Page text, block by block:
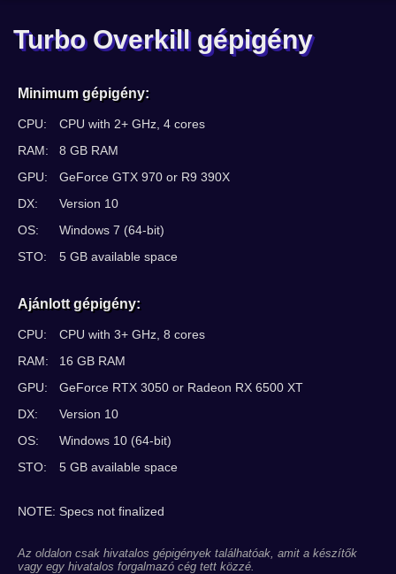
Turbo Overkill gépigény
Minimum gépigény:
CPU:
CPU with 2+ GHz, 4 cores
RAM:
8 GB RAM
GPU:
GeForce GTX 970 or R9 390X
DX:
Version 10
OS:
Windows 7 (64-bit)
STO:
5 GB available space
Ajánlott gépigény:
CPU:
CPU with 3+ GHz, 8 cores
RAM:
16 GB RAM
GPU:
GeForce RTX 3050 or Radeon RX 6500 XT
DX:
Version 10
OS:
Windows 10 (64-bit)
STO:
5 GB available space
NOTE: Specs not finalized
Az oldalon csak hivatalos gépigények találhatóak, amit a készítők
vagy egy hivatalos forgalmazó cég tett közzé.